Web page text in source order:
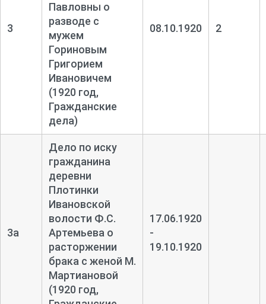
3
Павловны о
разводе с
мужем
Гориновым
Григорием
Ивановичем
(1920 год,
Гражданские
дела)
08.10.1920 2
3а
Дело по иску
гражданина
деревни
Плотинки
Ивановской
волости Ф.С.
Артемьева о
расторжении
брака с женой М.
Мартиановой
(1920 год,
17.06.1920
-
19.10.1920